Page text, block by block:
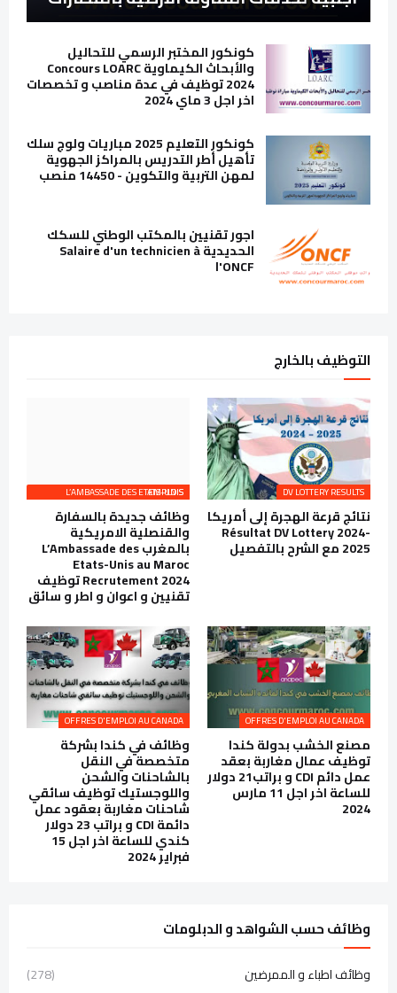
كونكور المختبر الرسمي للتحاليل
والأبحاث الكيماوية Concours LOARC
2024 توظيف في عدة مناصب و تخصصات
اخر اجل 3 ماي 2024
كونكور التعليم 2025 مباريات ولوج سلك
تأهيل أطر التدريس بالمراكز الجهوية
لمهن التربية والتكوين - 14450 منصب
اجور تقنيين بالمكتب الوطني للسكك
الحديدية Salaire d'un technicien à
l'ONCF
التوظيف بالخارج
DV LOTTERY RESULTS
نتائج قرعة الهجرة إلى أمريكا
Résultat DV Lottery 2024-
2025 مع الشرح بالتفصيل
L’AMBASSADE DES ETATS-UNIS EMPLOIS
وظائف جديدة بالسفارة
والقنصلية الامريكية
بالمغرب L’Ambassade des
Etats-Unis au Maroc
Recrutement 2024 توظيف
تقنيين و اعوان و اطر و سائق
OFFRES D'EMPLOI AU CANADA
مصنع الخشب بدولة كندا
توظيف عمال مغاربة بعقد
عمل دائم CDI و براتب21 دولار
للساعة اخر اجل 11 مارس
2024
OFFRES D'EMPLOI AU CANADA
وظائف في كندا بشركة
متخصصة في النقل
بالشاحنات والشحن
واللوجستيك توظيف سائقي
شاحنات مغاربة بعقود عمل
دائمة CDI و براتب 23 دولار
كندي للساعة اخر اجل 15
فبراير 2024
وظائف حسب الشواهد و الدبلومات
وظائف اطباء و الممرضين
(278)